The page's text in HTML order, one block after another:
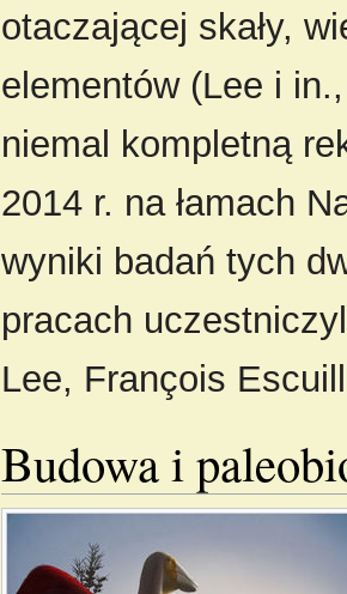
otaczającej skały,
elementów (Lee i
niemal kompletną
2014 r. na łamach
wyniki badań tych
pracach
Lee, François
Budowa i